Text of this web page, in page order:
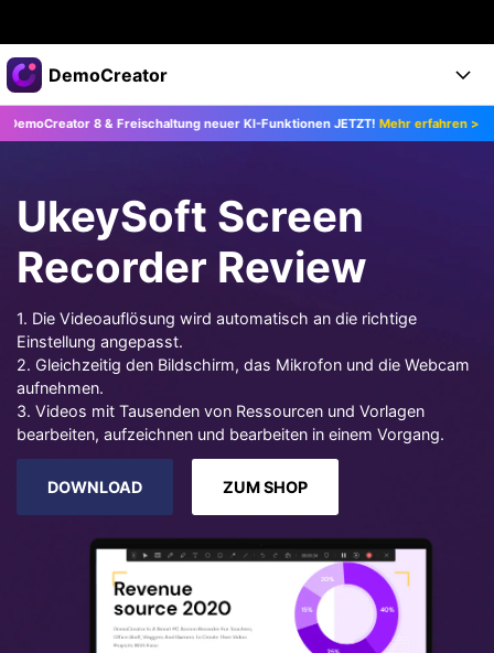
Top-Produkte
KI-gestützte digitale Kreativität
Dienstprogramme
Business
Lösungen
Presseraum
Support
DemoCreator
Produkte
Funktionen
Alle Funktionen >
KI-Funktionen
KI Tipps
Alle KI Funktionen >
Lösungen
DemoCreator für
Blog
Mehr Lösungen finden >
Los geht's
Support
Business
Upgrade auf DemoCreator 8
8 & Freischaltung neuer KI-Funktionen JETZT!Mehr erfahren >>
UkeySoft Screen
Recorder Review
1. Die Videoauflösung wird automatisch an die richtige
Einstellung angepasst.
2. Gleichzeitig den Bildschirm, das Mikrofon und die Webcam
aufnehmen.
3. Videos mit Tausenden von Ressourcen und Vorlagen
bearbeiten, aufzeichnen und bearbeiten in einem Vorgang.
DOWNLOAD ZUM SHOP